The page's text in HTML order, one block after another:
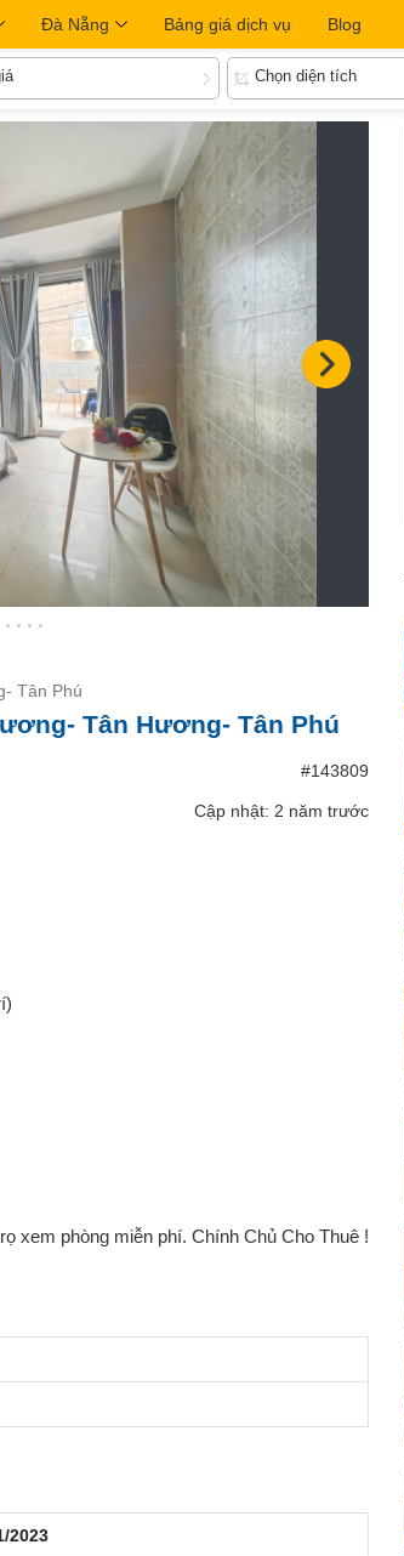
Đà Nẵng Bảng giá dịch vụ Blog
Chọn diện tích
Tân Phú
Tân Hương- Tân Phú
#143809
Cập nhật: 2 năm trước
xem phòng miễn phí. Chính Chủ Cho Thuê !
2023